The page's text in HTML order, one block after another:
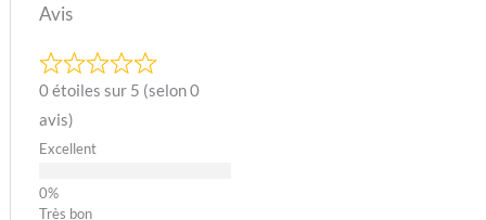
Avis
0 étoiles sur 5 (selon 0
avis)
Excellent
Très bon